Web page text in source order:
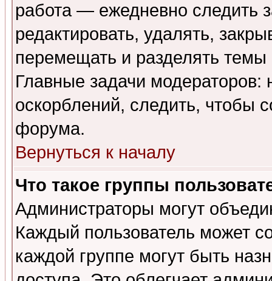
работа — ежедневно следить
редактировать, удалять,
перемещать и разделять
Главные задачи
оскорблений, следить, чтобы
форума.
Вернуться к началу
Что такое группы
Администраторы могут
Каждый пользователь может
каждой группе могут быть